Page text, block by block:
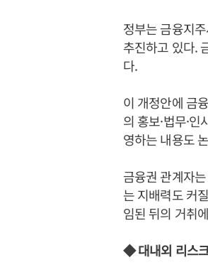
정부는 금융지
추진하고 있다.
다.
이 개정안에 금
의 홍보·법무·
영하는 내용도
금융권 관계자
는 지배력도 커
임된 뒤의 거취
◆ 대내외 리스